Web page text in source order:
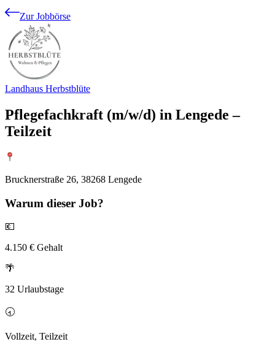
Zur Jobbörse
Landhaus Herbstblüte
Pflegefachkraft (m/w/d) in Lengede –
Teilzeit
Brucknerstraße 26, 38268 Lengede
Warum dieser Job?
💶
4.150 € Gehalt
🌴
32 Urlaubstage
🕣
Vollzeit, Teilzeit